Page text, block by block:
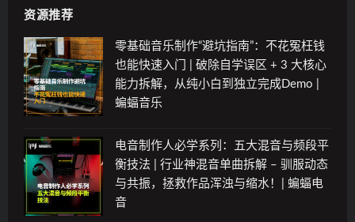
资源推荐
零基础音乐制作“避坑指南”：不花冤枉钱
也能快速入门 | 破除自学误区 + 3 大核心
能力拆解，从纯小白到独立完成Demo |
蝙蝠音乐
电音制作人必学系列：五大混音与频段平
衡技法 | 行业神混音单曲拆解 – 驯服动态
与共振，拯救作品浑浊与缩水！| 蝙蝠电
音